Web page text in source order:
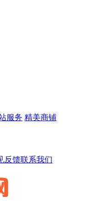
服务 精美商铺
反馈联系我们